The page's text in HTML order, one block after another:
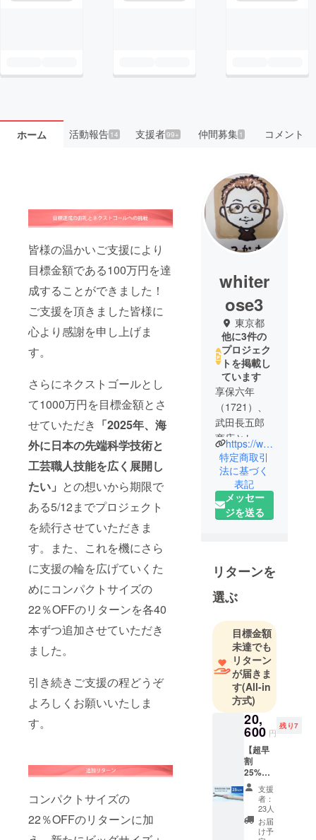
ホーム 活動報告14 支援者99+ 仲間募集 1 コメント
皆様の温かいご支援により
目標金額である100万円を達
成することができました！
ご支援を頂きました皆様に
心より感謝を申し上げま
す。
さらにネクストゴールとし
て1000万円を目標金額とさ
せていただき 「2025年、海
外に日本の先端科学技術と
工芸職人技能を広く展開し
たい」 との想いから期限で
ある5/12までプロジェクト
を続行させていただきま
す。また、これを機にさら
に支援の輪を広げていくた
めにコンパクトサイズの
22％OFFのリターンを各40
本ずつ追加させていただき
ました。
引き続きご支援の程どうぞ
よろしくお願いいたしま
す。
コンパクトサイズの
22％OFFのリターンに加
whiter
ose3
東京都
他に3件の
プロジェク
トを掲載し
ています
享保六年
（1721）、
武田長五郎
商店として
創業。昭和
27年〜33年
に世界に先
駆けて「ビ
ニール傘」
た。
ホワイト
ローズは、
たった一人
の方の顔を
思い浮かべ
ながらもの
づくりをし
ています。
どうしたら
雨の日に、
期待を越え
る感動を味
わっていた
だけるか、
信頼される
実感を大切
https://whiterose.jp/
特定商取引
法に基づく
表記
メッセー
ジを送る
リターンを
選ぶ
目標金額
未達でも
リターン
が届きま
す(All-in
方式)
20,
600 円
残り7
【超早
割
25%OF
F】
20,600
円（税
込、送
料込）
支援
者：
23人
お届
け予